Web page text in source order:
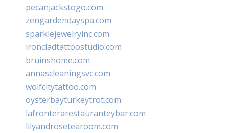
pecanjackstogo.com
zengardendayspa.com
sparklejewelryinc.com
ironcladtattoostudio.com
bruinshome.com
annascleaningsvc.com
wolfcitytattoo.com
oysterbayturkeytrot.com
lafronterarestauranteybar.com
lilyandrosetearoom.com